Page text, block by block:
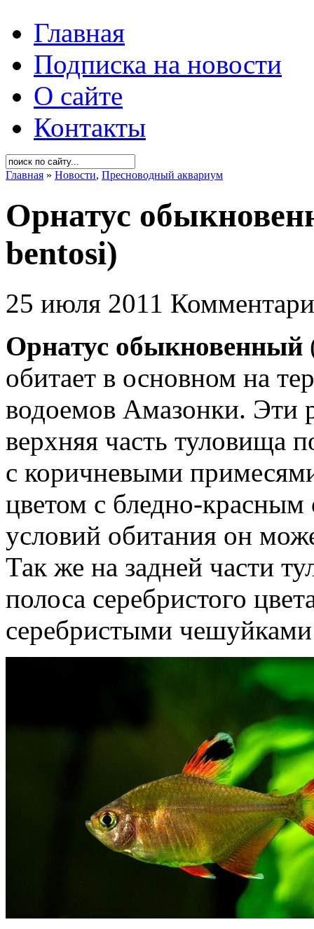
Главная
Подписка на новости
О сайте
Контакты
Главная » Новости, Пресноводный аквариум
Орнатус
bentosi)
25 июля 2011
Орнатус обыкновенный
обитает в основном на
водоемов Амазонки. Эти
верхняя часть туловища
с коричневыми
цветом с бледно-красным
условий обитания он
Так же на задней части
полоса серебристого
серебристыми